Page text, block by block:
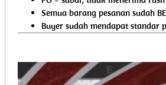
Semua barang pesanan sudah
Buyer sudah mendapat standar